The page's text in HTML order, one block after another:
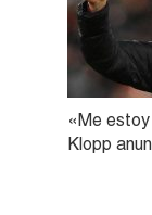
«Me
Klopp